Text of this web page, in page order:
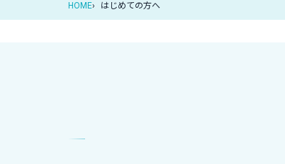
HOME はじめての方へ